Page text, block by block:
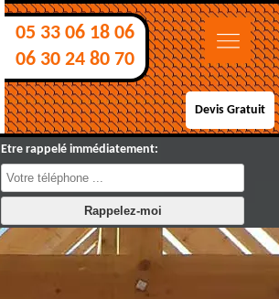
05 33 06 18 06
06 30 24 80 70
Devis Gratuit
Etre rappelé immédiatement: